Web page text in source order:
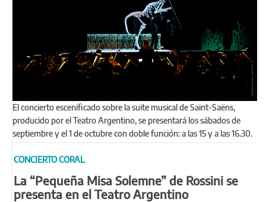
El concierto escenificado sobre la suite musical de Saint-Saëns,
producido por el Teatro Argentino, se presentará los sábados de
septiembre y el 1 de octubre con doble función: a las 15 y a las 16.30.
CONCIERTO CORAL
La “Pequeña Misa Solemne” de Rossini se
presenta en el Teatro Argentino